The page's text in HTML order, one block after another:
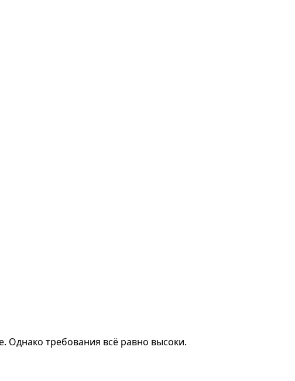
Однако требования всё равно высоки.